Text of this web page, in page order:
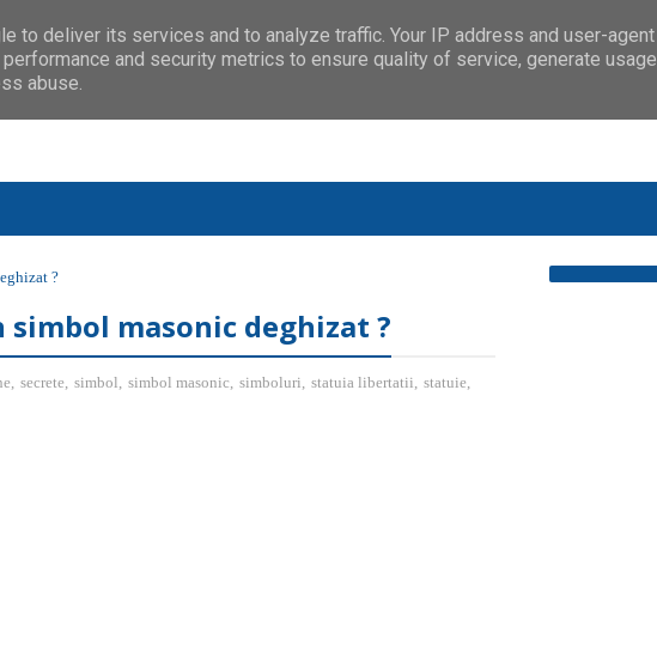
?
masonic deghizat ?
, secrete, simbol, simbol masonic, simboluri, statuia libertatii, statuie,
to deliver its services and to analyze traffic. Your IP address and user-agent
and security metrics to ensure quality of service, generate usage
abuse.